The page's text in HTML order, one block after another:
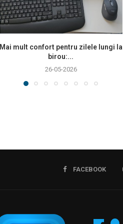
Mai mult confort pentru zilele lungi la
birou:...
26-05-2026
FACEBOOK